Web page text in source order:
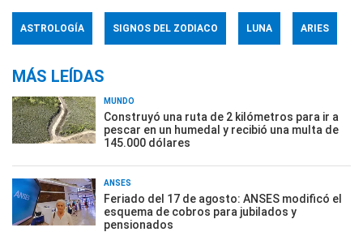
ASTROLOGÍA SIGNOS DEL ZODIACO LUNA ARIES
MÁS LEÍDAS
MUNDO
Construyó una ruta de 2 kilómetros para ir a
pescar en un humedal y recibió una multa de
145.000 dólares
ANSES
Feriado del 17 de agosto: ANSES modificó el
esquema de cobros para jubilados y
pensionados